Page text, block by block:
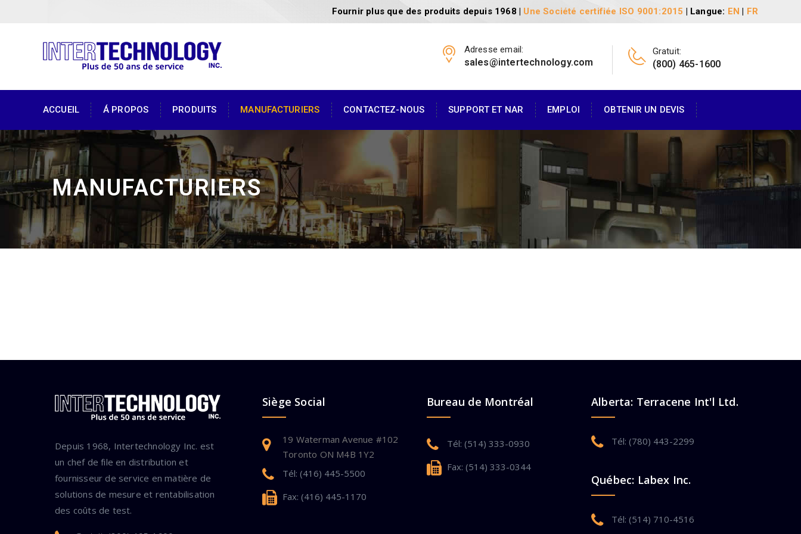
Fournir plus que des produits depuis 1968 | Une Société certifiée ISO 9001:2015 | Langue: EN | FR
Adresse email:
sales@intertechnology.com
Gratuit:
(800) 465-1600
ACCUEIL Á PROPOS PRODUITS MANUFACTURIERS CONTACTEZ-NOUS SUPPORT ET NAR EMPLOI OBTENIR UN DEVIS
MANUFACTURIERS
Depuis 1968, Intertechnology Inc. est
un chef de file en distribution et
fournisseur de service en matière de
solutions de mesure et rentabilisation
des coûts de test.
Siège Social
19 Waterman Avenue #102
Toronto ON M4B 1Y2
Tél: (416) 445-5500
Fax: (416) 445-1170
Bureau de Montréal
Tél: (514) 333-0930
Fax: (514) 333-0344
Alberta: Terracene Int'l Ltd.
Tél: (780) 443-2299
Québec: Labex Inc.
Tél: (514) 710-4516